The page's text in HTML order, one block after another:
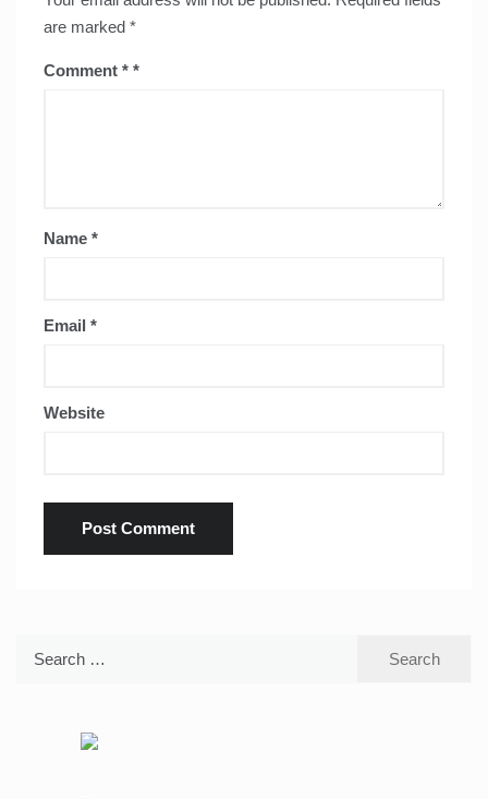
are marked *
Comment *
Name *
Email *
Website